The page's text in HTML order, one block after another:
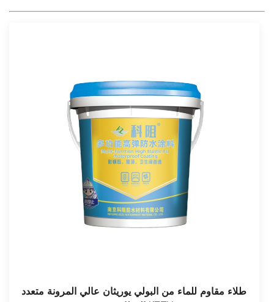
طلاء مقاوم للماء من البولي يوريثان عالي المرونة متعدد